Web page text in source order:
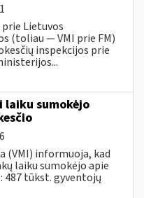
Lietuvos
(toliau ― VMI prie FM)
inspekcijos prie
laiku sumokėjo
(VMI) informuoja, kad
laiku sumokėjo apie
487 tūkst. gyventojų